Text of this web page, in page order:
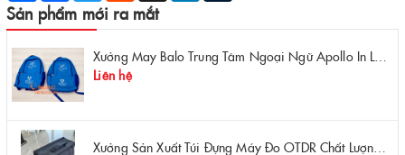
Sản phẩm mới ra mắt
Liên hệ